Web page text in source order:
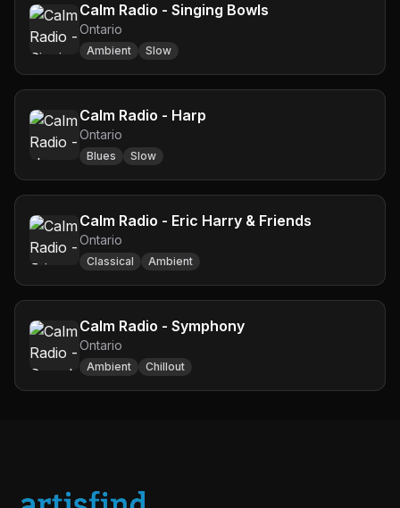
Calm Radio - Singing Bowls
Ontario
Ambient Slow
Calm Radio - Harp
Ontario
Blues Slow
Calm Radio - Eric Harry & Friends
Ontario
Classical Ambient
Calm Radio - Symphony
Ontario
Ambient Chillout